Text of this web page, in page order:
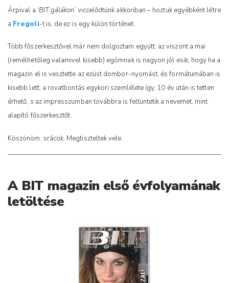
Árpival a ‘BIT gálákon’ viccelődtünk akkoriban – hoztuk egyébként létre
a Fregoli-t is, de ez is egy külön történet.
Több főszerkesztővel már nem dolgoztam együtt, az viszont a mai
(remélhetőleg valamivel kisebb) egómnak is nagyon jól esik, hogy ha a
magazin el is vesztette az ezüst dombor-nyomást, és formátumában is
kisebb lett, a rovatbontás egykori szemlélete így, 10 év után is tetten
érhető, s az impresszumban továbbra is feltüntetik a nevemet, mint
alapító főszerkesztőt.
Köszönöm, srácok. Megtiszteltek vele.
A BIT magazin első évfolyamának
letöltése